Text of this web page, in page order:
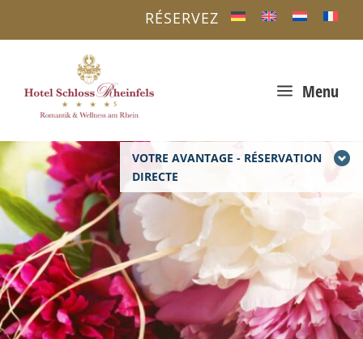
VOTRE AVANTAGE - RÉSERVATION
DIRECTE
a Menu
RÉSERVEZ